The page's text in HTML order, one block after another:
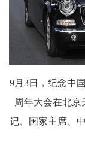
9月3日，纪念中
周年大会在北
记、国家主席、